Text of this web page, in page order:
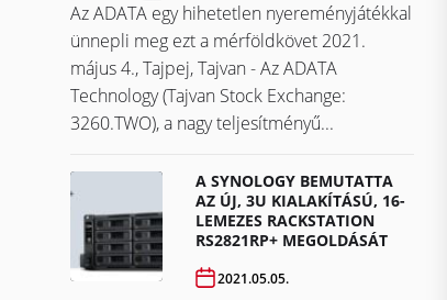
Az ADATA egy hihetetlen nyereményjátékkal
ünnepli meg ezt a mérföldkövet ​​​​​​​2021.
május 4., Tajpej, Tajvan - Az ADATA
Technology (Tajvan Stock Exchange:
3260.TWO), a nagy teljesítményű...
A SYNOLOGY BEMUTATTA
AZ ÚJ, 3U KIALAKÍTÁSÚ, 16-
LEMEZES RACKSTATION
RS2821RP+ MEGOLDÁSÁT
2021.05.05.